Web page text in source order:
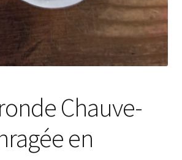
Chauve-
en